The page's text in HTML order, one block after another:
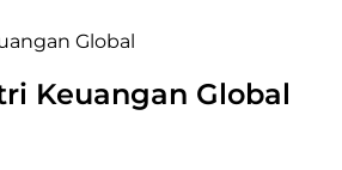
Global
Keuangan Global